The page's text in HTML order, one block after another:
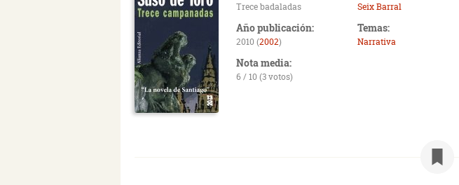
Trece badaladas Seix Barral
Año publicación:
2010 (2002)
Temas:
Narrativa
Nota media:
6 / 10 (3 votos)